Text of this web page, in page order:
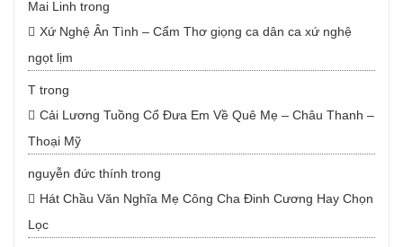
Mai Linh trong
Xứ Nghệ Ân Tình – Cẩm Thơ giọng ca dân ca xứ nghệ
ngọt lịm
T trong
Cải Lương Tuồng Cổ Đưa Em Về Quê Mẹ – Châu Thanh –
Thoại Mỹ
nguyễn đức thính trong
Hát Chầu Văn Nghĩa Mẹ Công Cha Đinh Cương Hay Chọn
Lọc